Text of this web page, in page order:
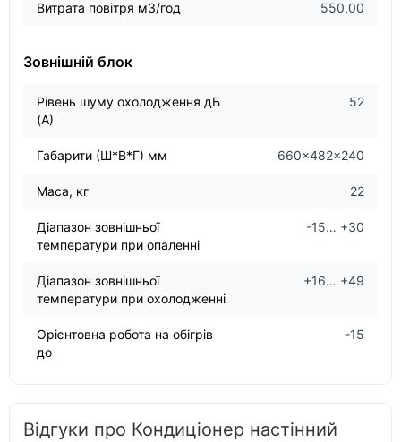
Витрата повітря м3/год 550,00
Зовнішній блок
Рівень шуму охолодження дБ
(А)
52
Габарити (Ш*В*Г) мм 660×482×240
Маса, кг 22
Діапазон зовнішньої
температури при опаленні
-15… +30
Діапазон зовнішньої
температури при охолодженні
+16… +49
Орієнтовна робота на обігрів
до
-15
Відгуки про Кондиціонер настінний